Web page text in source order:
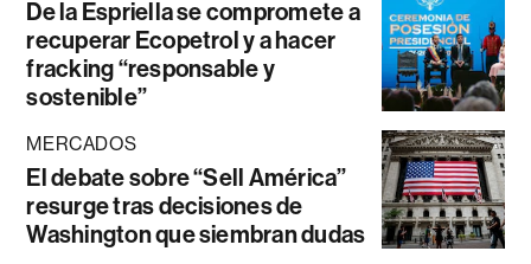
De la Espriella se compromete a
recuperar Ecopetrol y a hacer
fracking “responsable y
sostenible”
MERCADOS
El debate sobre “Sell América”
resurge tras decisiones de
Washington que siembran dudas